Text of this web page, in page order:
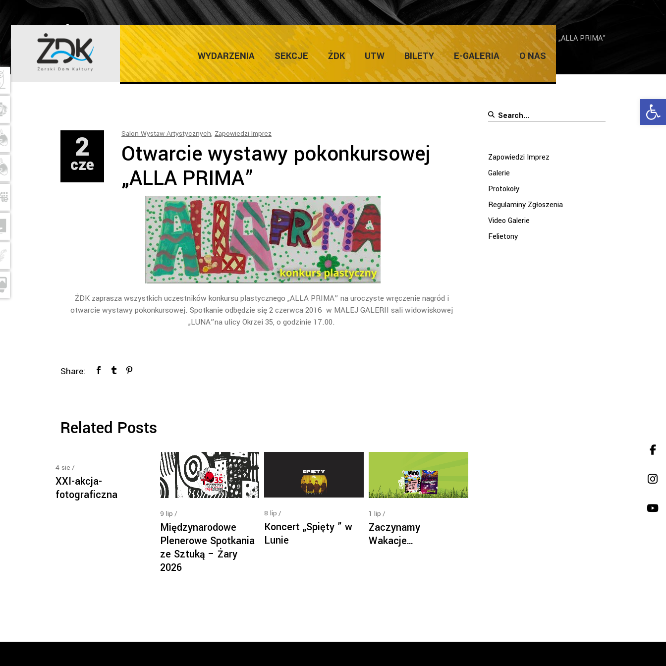
WYDARZENIA SEKCJE ŻDK UTW BILETY E-GALERIA O NAS
ŻARSKI DOM KULTURY Home/Salon Wystaw Artystycznych/Otwarcie wystawy pokonkursowej „ALLA PRIMA”
2
cze
Salon Wystaw Artystycznych, Zapowiedzi Imprez
Otwarcie wystawy pokonkursowej
„ALLA PRIMA”
ŻDK zaprasza wszystkich uczestników konkursu plastycznego „ALLA PRIMA” na uroczyste wręczenie nagród i
otwarcie wystawy pokonkursowej. Spotkanie odbędzie się 2 czerwca 2016 w MALEJ GALERII sali widowiskowej
„LUNA”na ulicy Okrzei 35, o godzinie 17.00.
Share:
Related Posts
4 sie
XXI-akcja-
fotograficzna
9 lip
Międzynarodowe
Plenerowe Spotkania
ze Sztuką – Żary
2026
8 lip
Koncert „Spięty ” w
Lunie
1 lip
Zaczynamy
Wakacje…
Search
Zapowiedzi Imprez
Galerie
Protokoły
Regulaminy Zgłoszenia
Video Galerie
Felietony